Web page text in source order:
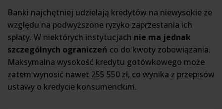
Banki najchętniej udzielają kredytów na niewysokie ze
względu na podwyższone ryzyko zaprzestania ich
spłaty. W niektórych instytucjach nie ma jednak
szczególnych ograniczeń co do kwoty zobowiązania.
Maksymalna wysokość kredytu gotówkowego może
zatem wynosić nawet 255 550 zł, co wynika z przepisów
ustawy o kredycie konsumenckim.